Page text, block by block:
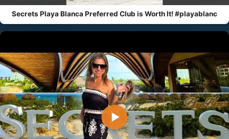
Secrets Playa Blanca Preferred Club is Worth It! #playablanc
▶